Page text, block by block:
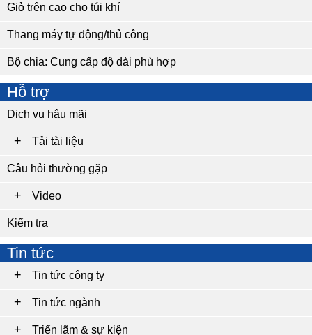
Giỏ trên cao cho túi khí
Thang máy tự động/thủ công
Bộ chia: Cung cấp độ dài phù hợp
Hỗ trợ
Dịch vụ hậu mãi
Tải tài liệu
Câu hỏi thường gặp
Video
Kiểm tra
Tin tức
Tin tức công ty
Tin tức ngành
Triển lãm & sự kiện